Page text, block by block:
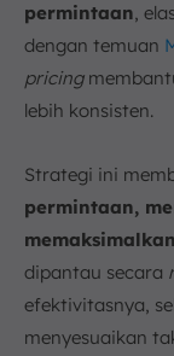
permintaan,
dengan temuan
pricing
lebih konsisten.
Strategi ini
permintaan,
dipantau secara
efektivitasnya,
menyesuaikan